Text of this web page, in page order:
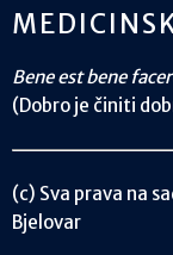
Bene est bene
(Dobro je činiti
(c) Sva prava na
Bjelovar